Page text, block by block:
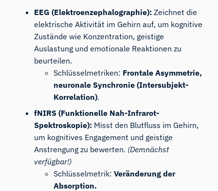
EEG (Elektroenzephalographie): Zeichnet die
elektrische Aktivität im Gehirn auf, um kognitive
Zustände wie Konzentration, geistige
Auslastung und emotionale Reaktionen zu
beurteilen.
Schlüsselmetriken: Frontale Asymmetrie,
neuronale Synchronie (Intersubjekt-
Korrelation).
fNIRS (Funktionelle Nah-Infrarot-
Spektroskopie): Misst den Blutfluss im Gehirn,
um kognitives Engagement und geistige
Anstrengung zu bewerten. (Demnächst
verfügbar!)
Schlüsselmetrik:Veränderung der
Absorption.